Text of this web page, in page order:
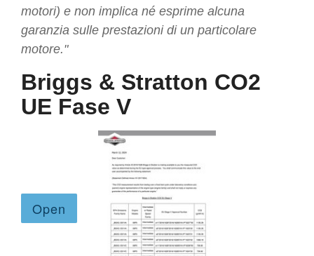
motori) e non implica né esprime alcuna
garanzia sulle prestazioni di un particolare
motore."
Briggs & Stratton CO2
UE Fase V